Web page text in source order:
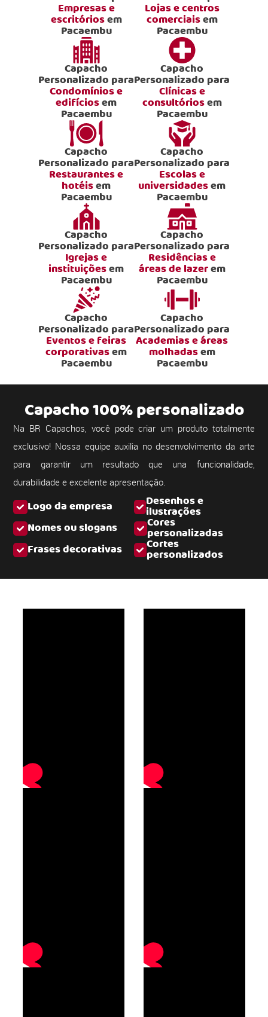
Empresas e
escritóriosem
Pacaembu
Lojas e centros
comerciaisem
Pacaembu
Capacho
Personalizado para
Condomínios e
edifíciosem
Pacaembu
Capacho
Personalizado para
Clínicas e
consultóriosem
Pacaembu
Capacho
Personalizado para
Restaurantes e
hotéisem
Pacaembu
Capacho
Personalizado para
Escolas e
universidadesem
Pacaembu
Capacho
Personalizado para
Igrejas e
instituiçõesem
Pacaembu
Capacho
Personalizado para
Residências e
áreas de lazerem
Pacaembu
Capacho
Personalizado para
Eventos e feiras
corporativasem
Pacaembu
Capacho
Personalizado para
Academias e áreas
molhadasem
Pacaembu
Logo da empresa Desenhos e
ilustrações
Nomes ou slogans
Cores
personalizadas
Frases decorativas
Cortes
personalizados
Capacho 100% personalizado
Na BR Capachos, você pode criar um produto totalmente
exclusivo! Nossa equipe auxilia no desenvolvimento da arte
para garantir um resultado que una funcionalidade,
durabilidade e excelente apresentação.